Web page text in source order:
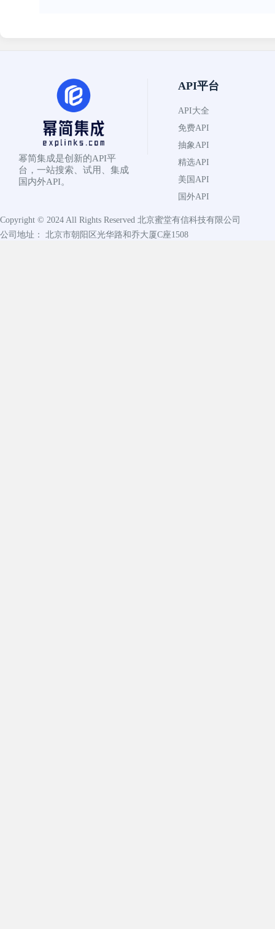
幂简集成是创新的API平
台，一站搜索、试用、集成
国内外API。
API平台
API大全
免费API
抽象API
精选API
美国API
国外API
Copyright © 2024 All Rights Reserved 北京蜜堂有信科技有限公司
公司地址： 北京市朝阳区光华路和乔大厦C座1508